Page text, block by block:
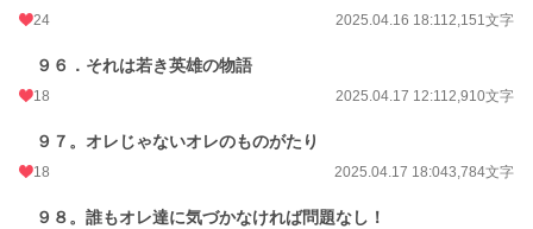
24 2025.04.16 18:112,151文字
９６．それは若き英雄の物語
18 2025.04.17 12:112,910文字
９７。オレじゃないオレのものがたり
18 2025.04.17 18:043,784文字
９８。誰もオレ達に気づかなければ問題なし！